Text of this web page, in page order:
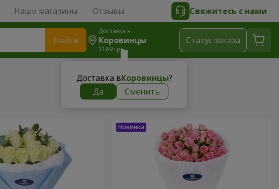
Наши магазины Отзывы Свяжитесь с нами
Найти
Доставка в
Коровинцы
1189 грн
Доставка вКоровинцы?
Да
Сменить
Cтатус заказа